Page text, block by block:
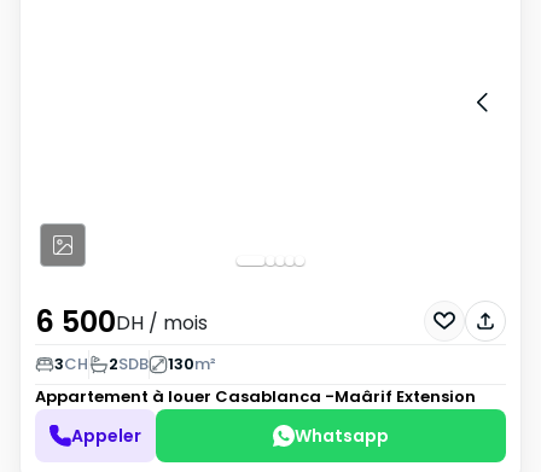
6 500DH / mois
3CH 2SDB 130m²
Appartement à louer Casablanca -Maârif Extension
Appeler Whatsapp